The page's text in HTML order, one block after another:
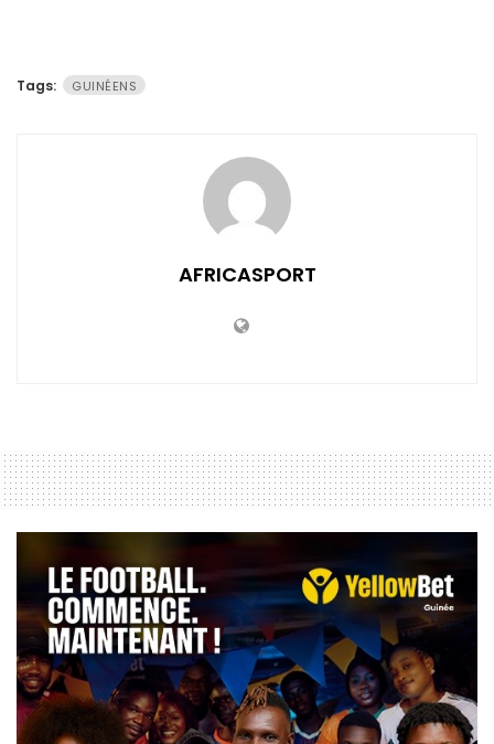
Tags: GUINÉENS
AFRICASPORT